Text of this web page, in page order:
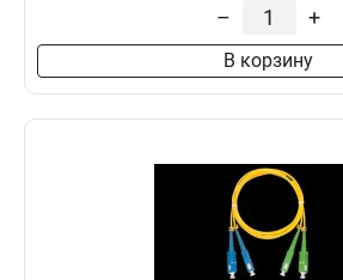
– +
В корзину